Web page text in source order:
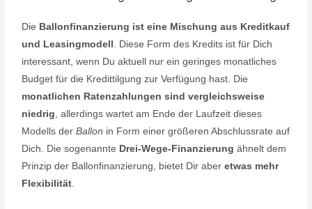
Die Ballonfinanzierung ist eine Mischung aus Kreditkauf
und Leasingmodell . Diese Form des Kredits ist für Dich
interessant, wenn Du aktuell nur ein geringes monatliches
Budget für die Kredittilgung zur Verfügung hast. Die
monatlichen Ratenzahlungen sind vergleichsweise
niedrig, allerdings wartet am Ende der Laufzeit dieses
Modells derBallon in Form einer größeren Abschlussrate auf
Dich. Die sogenannte Drei-Wege-Finanzierung ähnelt dem
Prinzip der Ballonfinanzierung, bietet Dir aberetwas mehr
Flexibilität.